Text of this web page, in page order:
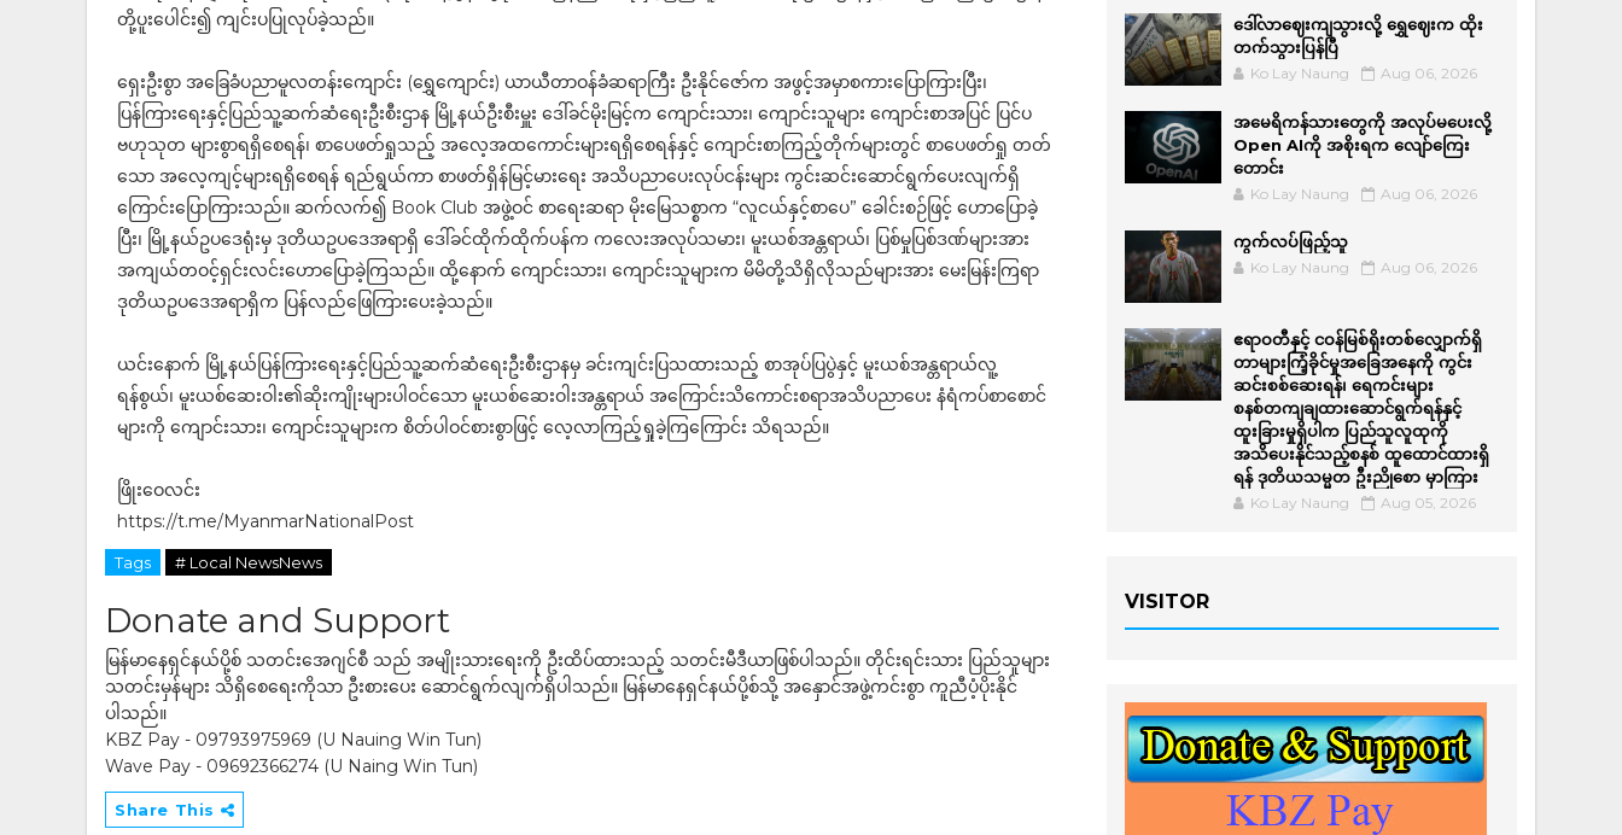
တို့ပူးပေါင်း၍ ကျင်းပပြုလုပ်ခဲ့သည်။
ရှေးဦးစွာ အခြေခံပညာမူလတန်းကျောင်း (ရွှေကျောင်း) ယာယီတာဝန်ခံဆရာကြီး ဦးနိုင်ဇော်က အဖွင့်အမှာစကားပြောကြားပြီး၊
ပြန်ကြားရေးနှင့်ပြည်သူ့ဆက်ဆံရေးဦးစီးဌာန မြို့နယ်ဦးစီးမှူး ဒေါ်ခင်မိုးမြင့်က ကျောင်းသား၊ ကျောင်းသူများ ကျောင်းစာအပြင် ပြင်ပ
ဗဟုသုတ များစွာရရှိစေရန်၊ စာပေဖတ်ရှုသည့် အလေ့အထကောင်းများရရှိစေရန်နှင့် ကျောင်းစာကြည့်တိုက်များတွင် စာပေဖတ်ရှု တတ်
သော အလေ့ကျင့်များရရှိစေရန် ရည်ရွယ်ကာ စာဖတ်ရှိန်မြင့်မားရေး အသိပညာပေးလုပ်ငန်းများ ကွင်းဆင်းဆောင်ရွက်ပေးလျက်ရှိ
ကြောင်းပြောကြားသည်။ ဆက်လက်၍ Book Club အဖွဲ့ဝင် စာရေးဆရာ မိုးမြေသစ္စာက “လူငယ်နှင့်စာပေ” ခေါင်းစဉ်ဖြင့် ဟောပြောခဲ့
ပြီး၊ မြို့နယ်ဥပ‌ဒေရုံးမှ ဒုတိယဥပဒေအရာရှိ ‌ဒေါ်ခင်ထိုက်ထိုက်ပန်က ကလေးအလုပ်သမား၊ မူးယစ်အန္တရာယ်၊ ပြစ်မှုပြစ်ဒဏ်များအား
အကျယ်တဝင့်ရှင်းလင်းဟောပြောခဲ့ကြသည်။ ထို့နောက် ကျောင်းသား၊ ကျောင်းသူများက မိမိတို့သိရှိလိုသည်များအား မေးမြန်းကြရာ
ဒုတိယဥပဒေအရာရှိက ပြန်လည်ဖြေကြားပေးခဲ့သည်။
ယင်းနောက် မြို့နယ်ပြန်ကြားရေးနှင့်ပြည်သူ့ဆက်ဆံရေးဦးစီးဌာနမှ ခင်းကျင်းပြသထားသည့် စာအုပ်ပြပွဲနှင့် မူးယစ်အန္တရာယ်လူ့
ရန်စွယ်၊ မူးယစ်ဆေးဝါး၏ဆိုးကျိုးများပါဝင်သော မူးယစ်ဆေးဝါးအန္တရာယ် အကြောင်းသိကောင်းစရာအသိပညာပေး နံရံကပ်စာစောင်
များကို ကျောင်းသား၊ ကျောင်းသူများက စိတ်ပါဝင်စားစွာဖြင့် လေ့လာကြည့်ရှုခဲ့ကြကြောင်း သိရသည်။
ဖြိုးဝေလင်း
https://t.me/MyanmarNationalPost
Tags # Local NewsNews
Donate and Support
မြန်မာနေရှင်နယ်ပို့စ် သတင်းအေဂျင်စီ သည် အမျိုးသားရေးကို ဦးထိပ်ထားသည့် သတင်းမီဒီယာဖြစ်ပါသည်။ တိုင်းရင်းသား ပြည်သူများ
သတင်းမှန်များ သိရှိစေရေးကိုသာ ဦးစားပေး ဆောင်ရွက်လျက်ရှိပါသည်။ မြန်မာနေရှင်နယ်ပို့စ်သို့ အနှောင်အဖွဲ့ကင်းစွာ ကူညီပံ့ပိုးနိုင်
ပါသည်။
KBZ Pay - 09793975969 (U Nauing Win Tun)
Wave Pay - 09692366274 (U Naing Win Tun)
Share This
ဒေါ်လာဈေးကျသွားလို့ ရွှေဈေးက ထိုး
တက်သွားပြန်ပြီ
Ko Lay Naung Aug 06, 2026
အမေရိကန်သားတွေကို အလုပ်မပေးလို့
Open AIကို အစိုးရက လျော်ကြေး
တောင်း
Ko Lay Naung Aug 06, 2026
ကွက်လပ်ဖြည့်သူ
Ko Lay Naung Aug 06, 2026
ဧရာဝတီနှင့် ငဝန်မြစ်ရိုးတစ်လျှောက်ရှိ
တာများကြံ့ခိုင်မှုအခြေအနေကို ကွင်း
ဆင်းစစ်ဆေးရန်၊ ရေကင်းများ
စနစ်တကျချထားဆောင်ရွက်ရန်နှင့်
ထူးခြားမှုရှိပါက ပြည်သူလူထုကို
အသိပေးနိုင်သည့်စနစ် ထူထောင်ထားရှိ
ရန် ဒုတိယသမ္မတ ဦးညိုစော မှာကြား
Ko Lay Naung Aug 05, 2026
VISITOR